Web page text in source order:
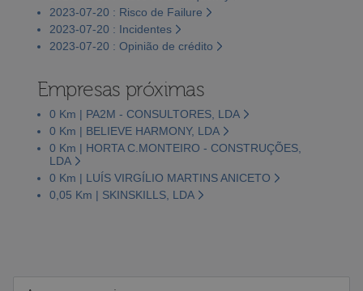
2023-07-20 : Risco de Failure
2023-07-20 : Incidentes
2023-07-20 : Opinião de crédito
Empresas próximas
0 Km | PA2M - CONSULTORES, LDA
0 Km | BELIEVE HARMONY, LDA
0 Km | HORTA C.MONTEIRO - CONSTRUÇÕES,
LDA
0 Km | LUÍS VIRGÍLIO MARTINS ANICETO
0,05 Km | SKINSKILLS, LDA